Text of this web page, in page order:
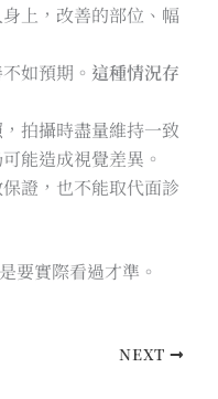
上，改善的部位、幅
如預期。 這種情況存
拍攝時盡量維持一致
能造成視覺差異。
證，也不能取代面診
要實際看過才準。
NEXT